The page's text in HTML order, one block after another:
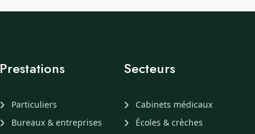
Prestations
Particuliers
Bureaux & entreprises
Secteurs
Cabinets médicaux
Écoles & crèches